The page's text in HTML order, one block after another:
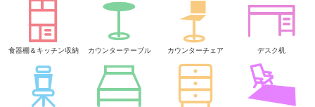
食器棚＆キッチン収納 カウンターテーブル カウンターチェア デスク机